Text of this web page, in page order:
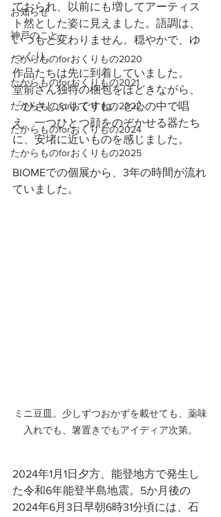
お知らせ
神戸のこと
たからものforおくりもの2020
たからものforおくりもの2021
たからものforおくりもの2022
たからものforおくりもの2024
たからものforおくりもの2025
ておられ、以前にも増してアーティス
ト然とした姿に見えました。語調は、
いつもと変わりません。穏やかで、ゆ
っくり。
作品たちは先に到着していました。
堂前さん独特の梱包をほどきながら、
「ひさしぶりですね」と心の中で唱
え、一つひとつ顔をのぞかせる器たち
に、安堵に近いものを感じました。
BIOMEでの個展から、3年の時間が流れ
ていました。
ミニ豆皿。少しずつおかずを載せても、薬味
入れでも、箸置きでもアイディア次第。
2024年1月1日夕方、能登地方で発生し
た令和6年能登半島地震。5か月後の
2024年6月3日早朝6時31分頃には、石